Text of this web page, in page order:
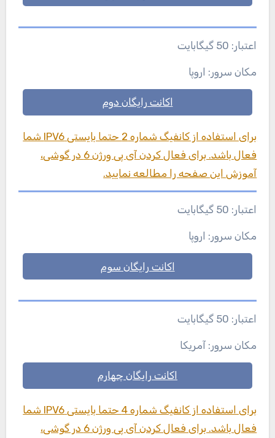
اعتبار: 50 گیگابایت
مکان سرور: اروپا
اکانت رایگان دوم
برای استفاده از کانفیگ شماره 2 حتما بایستی IPV6 شما
فعال باشد. برای فعال کردن آی پی ورژن 6 در گوشی،
آموزش این صفحه را مطالعه نمایید.
اعتبار: 50 گیگابایت
مکان سرور: اروپا
اکانت رایگان سوم
اعتبار: 50 گیگابایت
مکان سرور: آمریکا
اکانت رایگان چهارم
برای استفاده از کانفیگ شماره 4 حتما بایستی IPV6 شما
فعال باشد. برای فعال کردن آی پی ورژن 6 در گوشی،